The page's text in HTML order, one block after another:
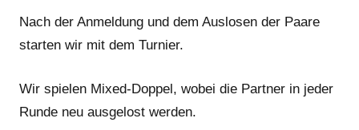
Nach der Anmeldung und dem Auslosen der Paare
starten wir mit dem Turnier.
Wir spielen Mixed-Doppel, wobei die Partner in jeder
Runde neu ausgelost werden.